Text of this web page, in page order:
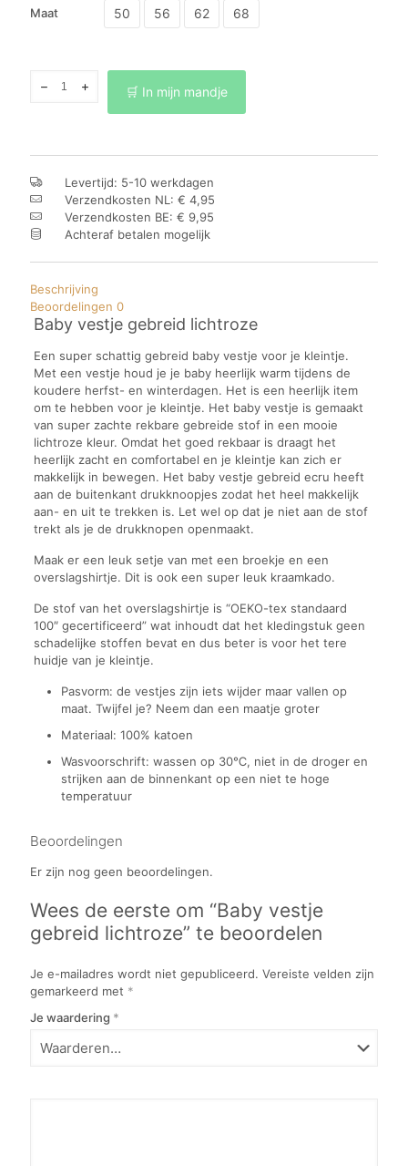
Maat 50 56 62 68
vestje
🛒 In mijn mandje
Levertijd: 5-10 werkdagen
Verzendkosten NL: € 4,95
Verzendkosten BE: € 9,95
Achteraf betalen mogelijk
Beschrijving
Beoordelingen 0
Baby vestje gebreid lichtroze
Een super schattig gebreid baby vestje voor je kleintje.
Met een vestje houd je je baby heerlijk warm tijdens de
koudere herfst- en winterdagen. Het is een heerlijk item
om te hebben voor je kleintje. Het baby vestje is gemaakt
van super zachte rekbare gebreide stof in een mooie
lichtroze kleur. Omdat het goed rekbaar is draagt het
heerlijk zacht en comfortabel en je kleintje kan zich er
makkelijk in bewegen. Het baby vestje gebreid ecru heeft
aan de buitenkant drukknoopjes zodat het heel makkelijk
aan- en uit te trekken is. Let wel op dat je niet aan de stof
trekt als je de drukknopen openmaakt.
Maak er een leuk setje van met een broekje en een
overslagshirtje. Dit is ook een super leuk kraamkado.
De stof van het overslagshirtje is “OEKO-tex standaard
100″ gecertificeerd” wat inhoudt dat het kledingstuk geen
schadelijke stoffen bevat en dus beter is voor het tere
huidje van je kleintje.
Pasvorm: de vestjes zijn iets wijder maar vallen op
maat. Twijfel je? Neem dan een maatje groter
Materiaal: 100% katoen
Wasvoorschrift: wassen op 30℃, niet in de droger en
strijken aan de binnenkant op een niet te hoge
temperatuur
Beoordelingen
Er zijn nog geen beoordelingen.
Wees de eerste om “Baby vestje
gebreid lichtroze” te beoordelen
Je e-mailadres wordt niet gepubliceerd. Vereiste velden zijn
gemarkeerd met *
Je waardering *